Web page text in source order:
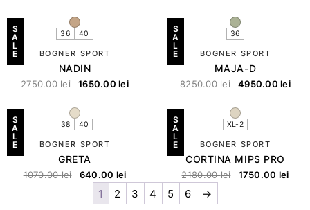
S
A
L
E
36 40
BOGNER SPORT
NADIN
2750.00lei 1650.00lei
S
A
L
E
36
BOGNER SPORT
MAJA-D
8250.00lei 4950.00lei
S
A
L
E
38 40
BOGNER SPORT
GRETA
1070.00lei 640.00 lei
S
A
L
E
XL-2
BOGNER SPORT
CORTINA MIPS PRO
2180.00lei 1750.00 lei
1 2 3 4 5 6 →